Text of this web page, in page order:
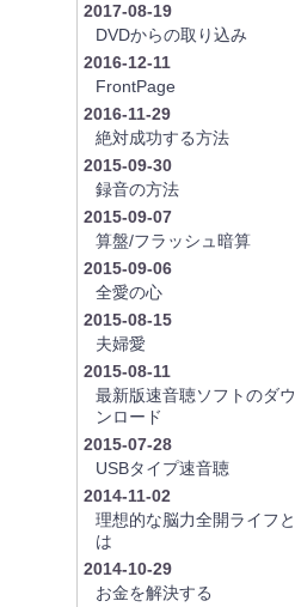
2017-08-19
DVDからの取り込み
2016-12-11
FrontPage
2016-11-29
絶対成功する方法
2015-09-30
録音の方法
2015-09-07
算盤/フラッシュ暗算
2015-09-06
全愛の心
2015-08-15
夫婦愛
2015-08-11
最新版速音聴ソフトのダウ
ンロード
2015-07-28
USBタイプ速音聴
2014-11-02
理想的な脳力全開ライフと
は
2014-10-29
お金を解決する